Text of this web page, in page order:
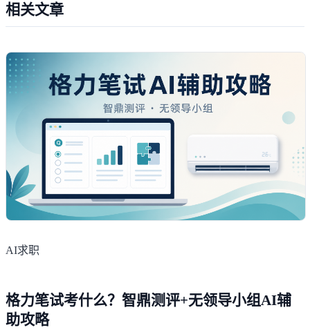
相关文章
AI求职
格力笔试考什么？智鼎测评+无领导小组AI辅
助攻略